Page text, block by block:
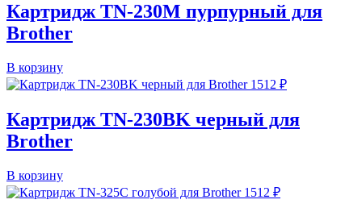
Картридж TN-230M пурпурный для
Brother
В корзину
1512 ₽
Картридж TN-230BK черный для
Brother
В корзину
1512 ₽